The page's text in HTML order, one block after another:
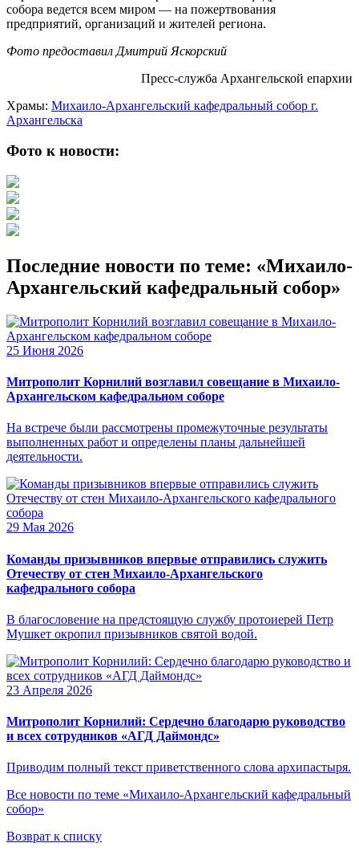
собора ведется всем миром — на пожертвования
предприятий, организаций и жителей региона.
Фото предоставил Дмитрий Яскорский
Пресс-служба Архангельской епархии
Храмы: Михаило-Архангельский кафедральный собор г.
Архангельска
Фото к новости:
Последние новости по теме: «Михаило-
Архангельский кафедральный собор»
25 Июня 2026
Митрополит Корнилий возглавил совещание в Михаило-
Архангельском кафедральном соборе
На встрече были рассмотрены промежуточные результаты
выполненных работ и определены планы дальнейшей
деятельности.
29 Мая 2026
Команды призывников впервые отправились служить
Отечеству от стен Михаило-Архангельского
кафедрального собора
В благословение на предстоящую службу протоиерей Петр
Мушкет окропил призывников святой водой.
23 Апреля 2026
Митрополит Корнилий: Сердечно благодарю руководство
и всех сотрудников «АГД Даймондс»
Приводим полный текст приветственного слова архипастыря.
Все новости по теме «Михаило-Архангельский кафедральный
собор»
Возврат к списку